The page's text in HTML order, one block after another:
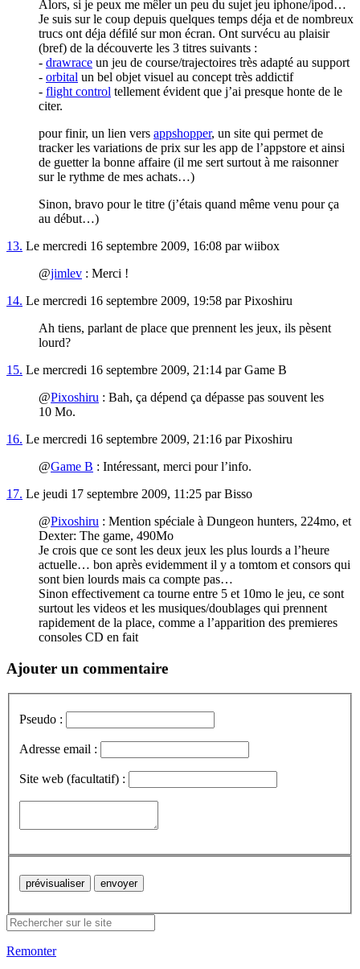
Alors, si je peux me mêler un peu du sujet jeu iphone/ipod…
Je suis sur le coup depuis quelques temps déja et de nombreux
trucs ont déja défilé sur mon écran. Ont survécu au plaisir
(bref) de la découverte les 3 titres suivants :
- drawrace un jeu de course/trajectoires très adapté au support
- orbital un bel objet visuel au concept très addictif
- flight control tellement évident que j’ai presque honte de le
citer.
pour finir, un lien vers appshopper, un site qui permet de
tracker les variations de prix sur les app de l’appstore et ainsi
de guetter la bonne affaire (il me sert surtout à me raisonner
sur le rythme de mes achats…)
Sinon, bravo pour le titre (j’étais quand même venu pour ça
au début…)
13. Le mercredi 16 septembre 2009, 16:08 par wiibox
@jimlev : Merci !
14. Le mercredi 16 septembre 2009, 19:58 par Pixoshiru
Ah tiens, parlant de place que prennent les jeux, ils pèsent
lourd?
15. Le mercredi 16 septembre 2009, 21:14 par Game B
@Pixoshiru : Bah, ça dépend ça dépasse pas souvent les
10 Mo.
16. Le mercredi 16 septembre 2009, 21:16 par Pixoshiru
@Game B : Intéressant, merci pour l’info.
17. Le jeudi 17 septembre 2009, 11:25 par Bisso
@Pixoshiru : Mention spéciale à Dungeon hunters, 224mo, et
Dexter: The game, 490Mo
Je crois que ce sont les deux jeux les plus lourds a l’heure
actuelle… bon après evidemment il y a tomtom et consors qui
sont bien lourds mais ca compte pas…
Sinon effectivement ca tourne entre 5 et 10mo le jeu, ce sont
surtout les videos et les musiques/doublages qui prennent
rapidement de la place, comme a l’apparition des premieres
consoles CD en fait
Ajouter un commentaire
Pseudo :
Adresse email :
Site web (facultatif) :
Remonter